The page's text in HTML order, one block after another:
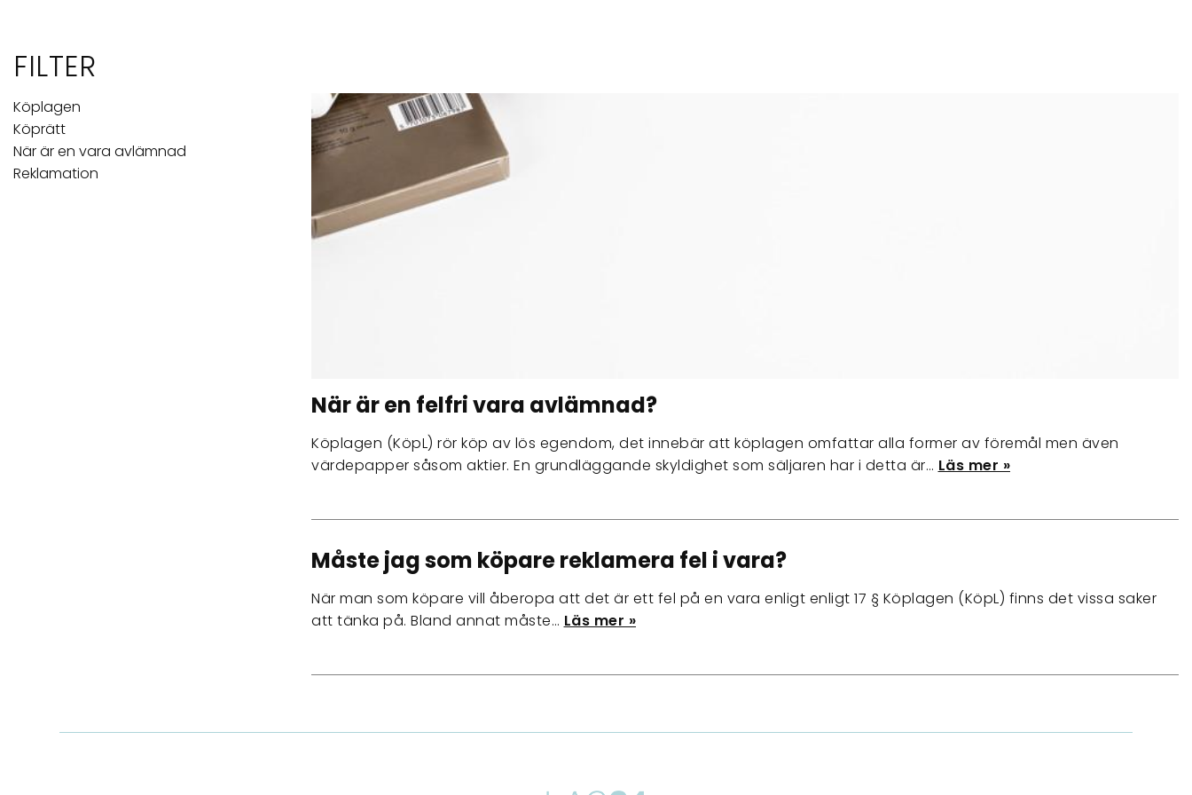
FILTER
Köplagen
Köprätt
När är en vara avlämnad
Reklamation
När är en felfri vara avlämnad?
Köplagen (KöpL) rör köp av lös egendom, det innebär att köplagen omfattar alla former av föremål men även
värdepapper såsom aktier. En grundläggande skyldighet som säljaren har i detta är… Läs mer »
Måste jag som köpare reklamera fel i vara?
När man som köpare vill åberopa att det är ett fel på en vara enligt enligt 17 § Köplagen (KöpL) finns det vissa saker
att tänka på. Bland annat måste… Läs mer »